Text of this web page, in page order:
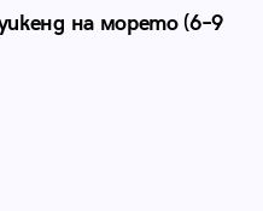
на морето (6–9